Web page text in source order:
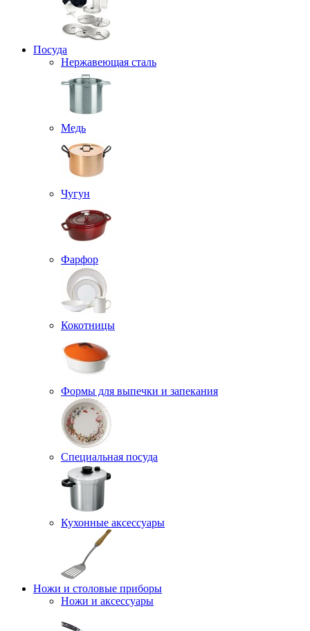
Посуда
Нержавеющая сталь
Медь
Чугун
Фарфор
Кокотницы
Формы для выпечки и запекания
Специальная посуда
Кухонные аксессуары
Ножи и столовые приборы
Ножи и аксессуары